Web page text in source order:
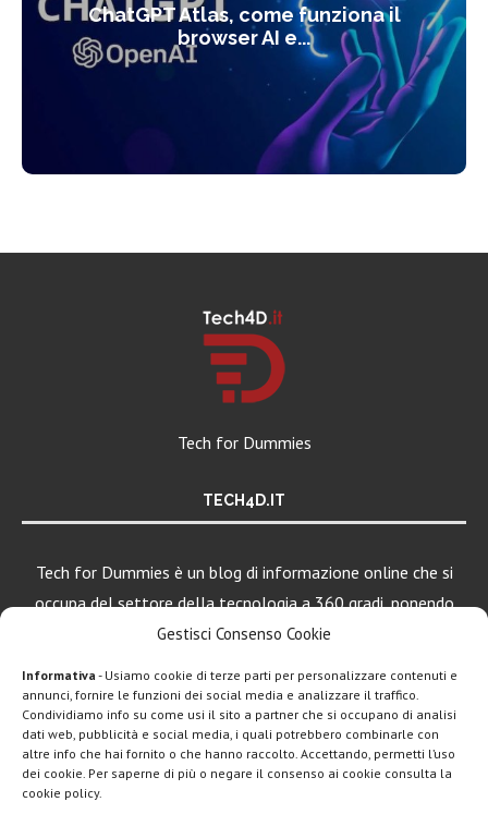
Gestisci Consenso Cookie
Informativa - Usiamo cookie di terze parti per personalizzare contenuti e
annunci, fornire le funzioni dei social media e analizzare il traffico.
Condividiamo info su come usi il sito a partner che si occupano di analisi
dati web, pubblicità e social media, i quali potrebbero combinarle con
altre info che hai fornito o che hanno raccolto. Accettando, permetti l’uso
dei cookie. Per saperne di più o negare il consenso ai cookie consulta la
cookie policy.
ChatGPT Atlas, come funziona il
browser AI e...
Tech for Dummies
TECH4D.IT
Tech for Dummies è un blog di informazione online che si
occupa del settore della tecnologia a 360 gradi, ponendo
una particolare attenzione al mondo Android, Apple e
LEGGI ANCHE
Motorola rinnova